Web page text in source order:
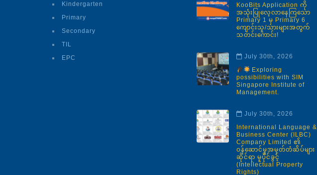
Kindergarten
Primary
Secondary
TIL
EPC
KooBits Application ကို
အသုံးပြုလေ့လာနေကြသော
Primary 1 မှ Primary 6
ကျောင်းသူ/သားများအတွက်
သတင်းကောင်း!
July 30th, 2026
Exploring
possibilities with SIM
Singapore Institute of
Management.
July 30th, 2026
International Language &
Business Center (ILBC)
Company Limited ၏
ဝန်ဆောင်မှုအမှတ်တံဆိပ်များ
ဆိုင်ရာ မူပိုင်ခွင့်
(Intellectual Property
Rights)